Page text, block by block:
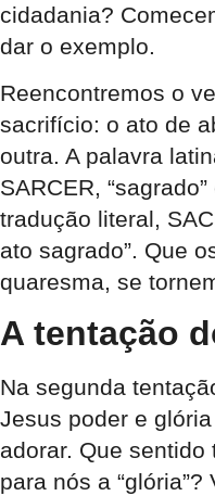
cidadania?
dar o exemplo.
Reencontremos o
sacrifício: o ato de
outra. A palavra
SARCER,
tradução literal,
ato sagrado”. Que
quaresma, se
A tentação
Na segunda
Jesus poder e
adorar. Que sentido
para nós a